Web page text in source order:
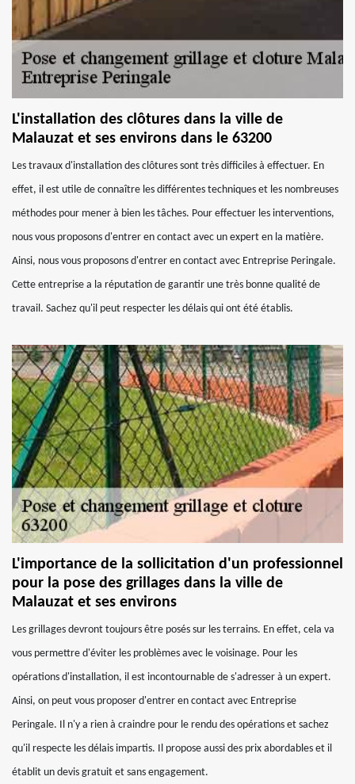
L'installation des clôtures dans la ville de
Malauzat et ses environs dans le 63200
Les travaux d'installation des clôtures sont très difficiles à effectuer. En
effet, il est utile de connaître les différentes techniques et les nombreuses
méthodes pour mener à bien les tâches. Pour effectuer les interventions,
nous vous proposons d'entrer en contact avec un expert en la matière.
Ainsi, nous vous proposons d'entrer en contact avec Entreprise Peringale.
Cette entreprise a la réputation de garantir une très bonne qualité de
travail. Sachez qu'il peut respecter les délais qui ont été établis.
L'importance de la sollicitation d'un professionnel
pour la pose des grillages dans la ville de
Malauzat et ses environs
Les grillages devront toujours être posés sur les terrains. En effet, cela va
vous permettre d'éviter les problèmes avec le voisinage. Pour les
opérations d'installation, il est incontournable de s'adresser à un expert.
Ainsi, on peut vous proposer d'entrer en contact avec Entreprise
Peringale. Il n'y a rien à craindre pour le rendu des opérations et sachez
qu'il respecte les délais impartis. Il propose aussi des prix abordables et il
établit un devis gratuit et sans engagement.